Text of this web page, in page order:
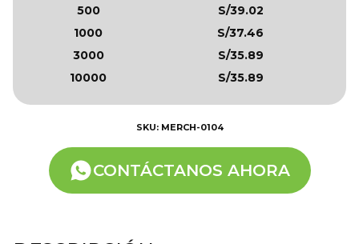
500
S/39.02
1000
S/37.46
3000
S/35.89
10000
S/35.89
SKU: MERCH-0104
CONTÁCTANOS AHORA